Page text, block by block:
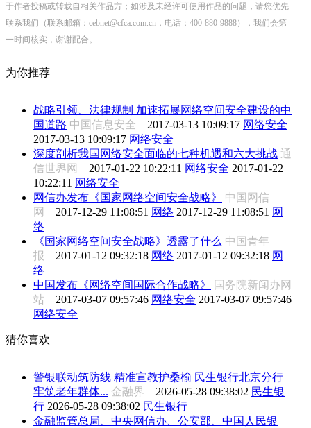
于作者投稿或转载自相关作品方；如涉及未经许可使用作品的问题，请您优先
联系我们（联系邮箱：cebnet@cfca.com.cn，电话：400-880-9888），我们会第
一时间核实，谢谢配合。
为你推荐
战略引领、法律规制 加速拓展网络空间安全建设的中
国道路 中国信息安全 2017-03-13 10:09:17 网络安全
2017-03-13 10:09:17 网络安全
深度剖析我国网络安全面临的七种机遇和六大挑战 通
信世界网 2017-01-22 10:22:11 网络安全 2017-01-22
10:22:11 网络安全
网信办发布《国家网络空间安全战略》
中国网信
网 2017-12-29 11:08:51 网络 2017-12-29 11:08:51 网
络
《国家网络空间安全战略》透露了什么 中国青年
报 2017-01-12 09:32:18 网络 2017-01-12 09:32:18 网
络
中国发布《网络空间国际合作战略》
国务院新闻办网
站 2017-03-07 09:57:46 网络安全 2017-03-07 09:57:46
网络安全
猜你喜欢
警银联动筑防线 精准宣教护桑榆 民生银行北京分行
牢筑老年群体... 金融界 2026-05-28 09:38:02 民生银
行 2026-05-28 09:38:02 民生银行
金融监管总局、中央网信办、公安部、中国人民银